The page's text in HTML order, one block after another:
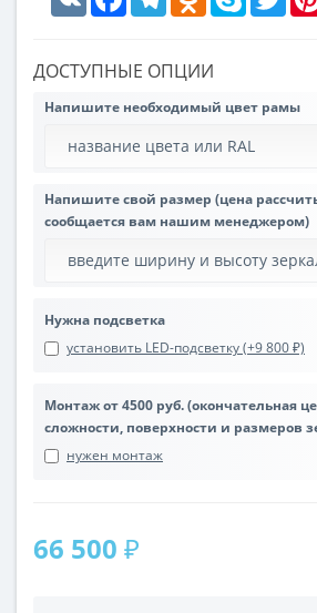
ДОСТУПНЫЕ ОПЦИИ
Напишите необходимый цвет рамы
Напишите свой размер (цена
сообщается вам нашим менеджером)
Нужна подсветка
установить LED-подсветку (+9 800 ₽)
Монтаж от 4500 руб. (окончательная
сложности, поверхности и размеров
нужен монтаж
66 500 ₽